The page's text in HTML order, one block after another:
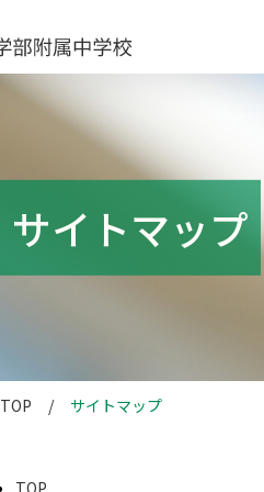
サイトマップ
TOP サイトマップ